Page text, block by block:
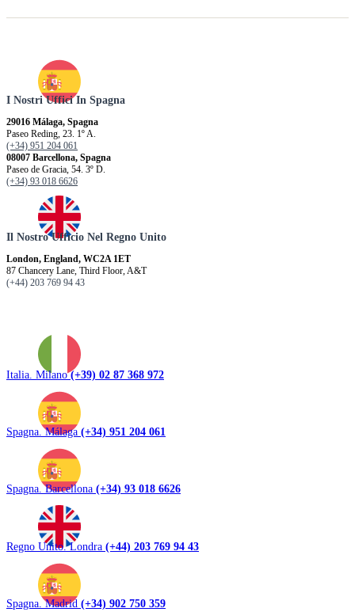
I Nostri Uffici In Spagna
29016 Málaga, Spagna
Paseo Reding, 23. 1º A.
(+34) 951 204 061
08007 Barcellona, ​​Spagna
Paseo de Gracia, 54. 3º D.
(+34) 93 018 6626
Il Nostro Ufficio Nel Regno Unito
London, England, WC2A 1ET
87 Chancery Lane, Third Floor, A&T
(+44) 203 769 94 43
Italia. Milano(+39) 02 87 368 972
Spagna. Málaga (+34) 951 204 061
Spagna. Barcellona (+34) 93 018 6626
Regno Unito. Londra (+44) 203 769 94 43
Spagna. Madrid (+34) 902 750 359